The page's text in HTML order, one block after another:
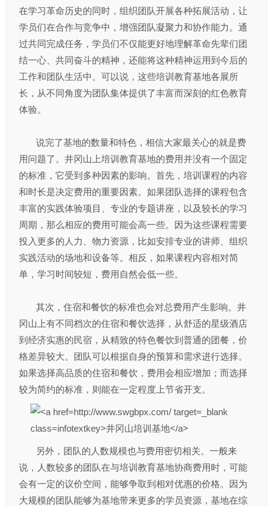
在学习革命历史的同时，组织团队开展各种拓展活动，让
学员们在合作与竞争中，增强团队凝聚力和协作能力。通
过共同完成任务，学员们不仅能更好地理解革命先辈们团
结一心、共同奋斗的精神，还能将这种精神运用到今后的
工作和团队生活中。可以说，这些培训教育基地各展所
长，从不同角度为团队集体提供了丰富而深刻的红色教育
体验。​
说完了基地的数量和特色，相信大家最关心的就是费
用问题了。井冈山上培训教育基地的费用并没有一个固定
的标准，它受到多种因素的影响。首先，培训课程的内容
和时长是决定费用的重要因素。如果团队选择的课程包含
丰富的实践体验项目、专业的专题讲座，以及较长的学习
周期，那么相应的费用可能会高一些。因为这些课程需要
投入更多的人力、物力资源，比如安排专业的讲师、组织
实践活动的场地和设备等。相反，如果课程内容相对简
单，学习时间较短，费用自然会低一些。​
其次，住宿和餐饮的标准也会对总费用产生影响。井
冈山上有不同档次的住宿和餐饮选择，从舒适的星级酒店
到经济实惠的民宿，从精致的特色餐饮到普通的团餐，价
格差异较大。团队可以根据自身的预算和需求进行选择。
如果选择高品质的住宿和餐饮，费用会相应增加；而选择
较为简约的标准，则能在一定程度上节省开支。​
另外，团队的人数规模也与费用密切相关。一般来
说，人数较多的团队在与培训教育基地协商费用时，可能
会有一定的议价空间，能够争取到相对优惠的价格。因为
大规模的团队能够为基地带来更多的学员资源，基地在综